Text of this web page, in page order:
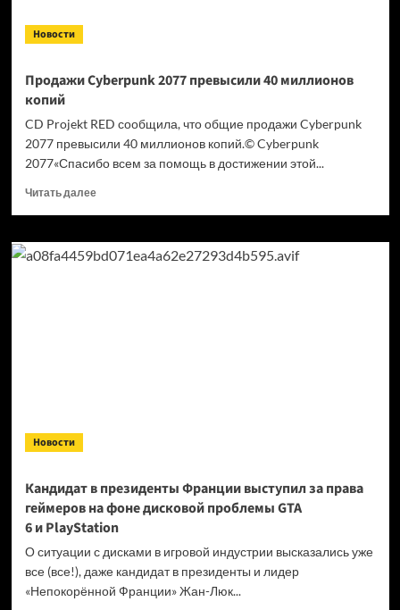
Новости
Продажи Cyberpunk 2077 превысили 40 миллионов
копий
CD Projekt RED сообщила, что общие продажи Cyberpunk
2077 превысили 40 миллионов копий.© Cyberpunk
2077«Спасибо всем за помощь в достижении этой...
Читать далееПрочитать
Продажи
Cyberpunk
Новости
Кандидат в президенты Франции выступил за права
геймеров на фоне дисковой проблемы GTA
6 и PlayStation
О ситуации с дисками в игровой индустрии высказались уже
все (все!), даже кандидат в президенты и лидер
«Непокорённой Франции» Жан-Люк...